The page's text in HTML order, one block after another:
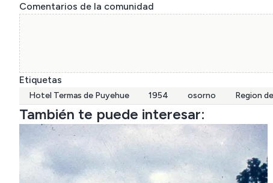
Comentarios de la comunidad
Etiquetas
Hotel Termas de Puyehue 1954 osorno Region
También te puede interesar: